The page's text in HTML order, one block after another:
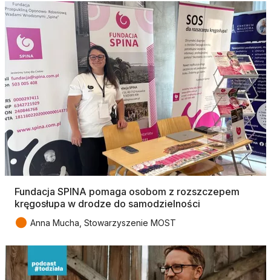
Fundacja SPINA pomaga osobom z rozszczepem
kręgosłupa w drodze do samodzielności
● Anna Mucha, Stowarzyszenie MOST